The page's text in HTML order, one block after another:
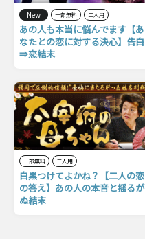
New 一部無料 二人用
あの人も本当に悩んでます【あ
なたとの恋に対する決心】告白
⇒恋結末
一部無料 二人用
白黒つけてよかね？【二人の恋
の答え】あの人の本音と揺るが
ぬ結末